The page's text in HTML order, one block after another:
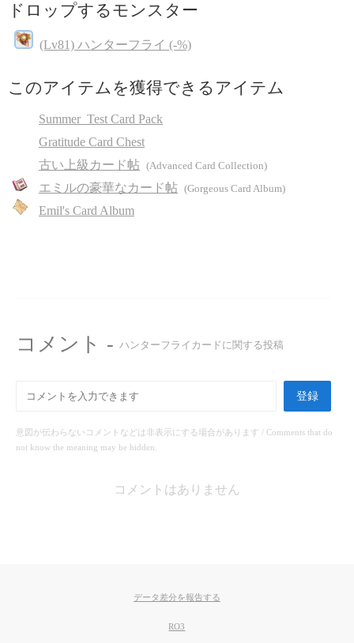
ドロップするモンスター
(Lv81) ハンターフライ (-%)
このアイテムを獲得できるアイテム
Summer_Test Card Pack
Gratitude Card Chest
古い上級カード帖 (Advanced Card Collection)
エミルの豪華なカード帖 (Gorgeous Card Album)
Emil's Card Album
コメント - ハンターフライカードに関する投稿
登録
意図が伝わらないコメントなどは非表示にする場合があります / Comments that do
not know the meaning may be hidden.
コメントはありません
データ差分を報告する
RO3